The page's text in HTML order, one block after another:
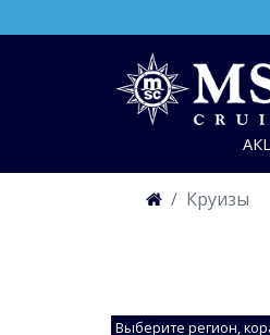
Круизы
Выберите регион,